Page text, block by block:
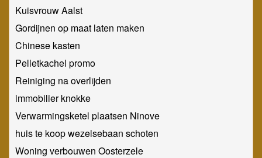
Kuisvrouw Aalst
Gordijnen op maat laten maken
Chinese kasten
Pelletkachel promo
Reiniging na overlijden
immobilier knokke
Verwarmingsketel plaatsen Ninove
huis te koop wezelsebaan schoten
Woning verbouwen Oosterzele